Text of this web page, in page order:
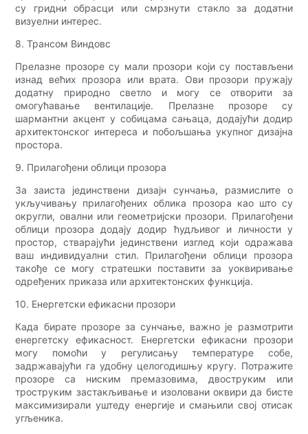
су гридни обрасци или смрзнути стакло за додатни
визуелни интерес.
8. Трансом Виндовс
Прелазне прозоре су мали прозори који су постављени
изнад већих прозора или врата. Ови прозори пружају
додатну природно светло и могу се отворити за
омогућавање вентилације. Прелазне прозоре су
шармантни акцент у собицама сањаца, додајући додир
архитектонског интереса и побољшања укупног дизајна
простора.
9. Прилагођени облици прозора
За заиста јединствени дизајн сунчања, размислите о
укључивању прилагођених облика прозора као што су
округли, овални или геометријски прозори. Прилагођени
облици прозора додају додир ћудљивог и личности у
простор, стварајући јединствени изглед који одражава
ваш индивидуални стил. Прилагођени облици прозора
такође се могу стратешки поставити за уоквиривање
одређених приказа или архитектонских функција.
10. Енергетски ефикасни прозори
Када бирате прозоре за сунчање, важно је размотрити
енергетску ефикасност. Енергетски ефикасни прозори
могу помоћи у регулисању температуре собе,
задржавајући га удобну целогодишњу кругу. Потражите
прозоре са ниским премазовима, двоструким или
троструким застакљивање и изоловани оквири да бисте
максимизирали уштеду енергије и смањили свој отисак
угљеника.